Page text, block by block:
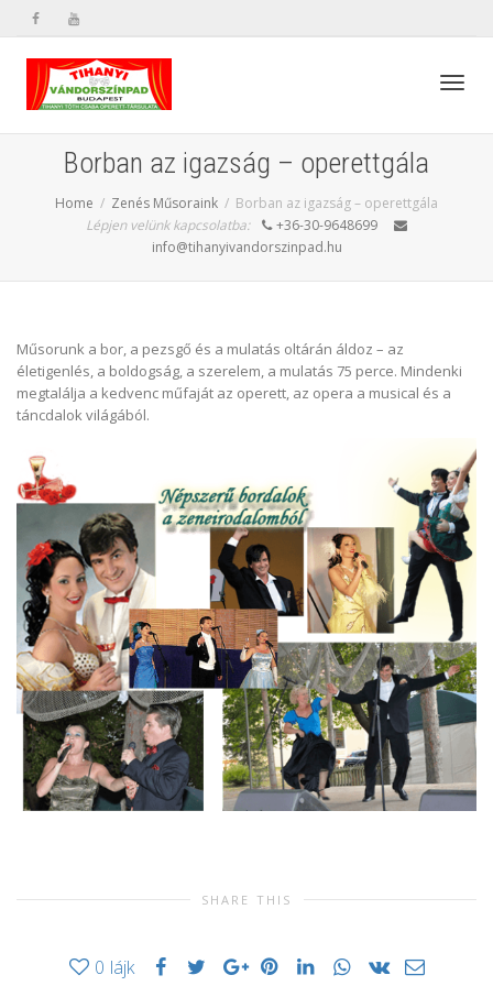
Borban az igazság – operettgála
Home Zenés Műsoraink
Borban az igazság – operettgála
Lépjen velünk kapcsolatba:
+36-30-9648699
info@tihanyivandorszinpad.hu
Műsorunk a bor, a pezsgő és a mulatás oltárán áldoz – az
életigenlés, a boldogság, a szerelem, a mulatás 75 perce. Mindenki
megtalálja a kedvenc műfaját az operett, az opera a musical és a
táncdalok világából.
SHARE THIS
0 lájk